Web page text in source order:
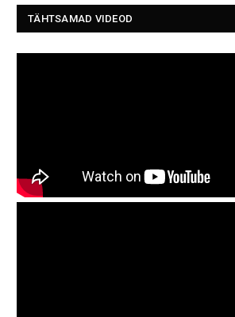
TÄHTSAMAD VIDEOD